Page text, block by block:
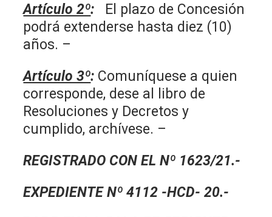
Artículo 2º:
El plazo de Concesión
podrá extenderse hasta diez (10)
años. –
Artículo 3º: Comuníquese a quien
corresponde, dese al libro de
Resoluciones y Decretos y
cumplido, archívese. –
REGISTRADO CON EL Nº 1623/21.-
EXPEDIENTE Nº 4112 -HCD- 20.-